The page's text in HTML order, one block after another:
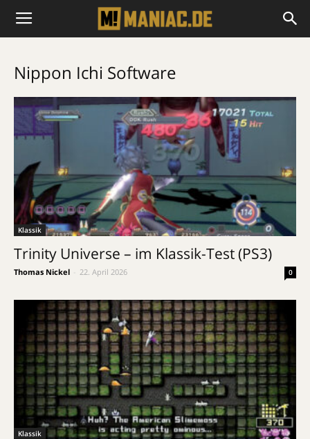
Nippon Ichi Software
Klassik
Trinity Universe – im Klassik-Test (PS3)
Thomas Nickel 22. April 2026 0
Klassik